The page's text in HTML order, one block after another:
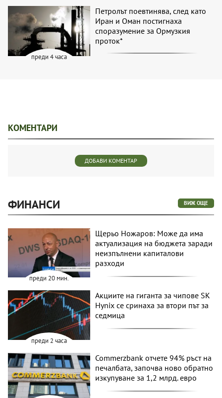
преди 4 часа
Петролът поевтинява, след като
Иран и Оман постигнаха
споразумение за Ормузкия
проток*
КОМЕНТАРИ
ДОБАВИ КОМЕНТАР
ФИНАНСИ ВИЖ ОЩЕ
преди 20 мин.
Щерьо Ножаров: Може да има
актуализация на бюджета заради
неизпълнени капиталови
разходи
преди 2 часа
Акциите на гиганта за чипове SK
Hynix се сринаха за втори път за
седмица
Commerzbank отчете 94% ръст на
печалбата, започва ново обратно
изкупуване за 1,2 млрд. евро